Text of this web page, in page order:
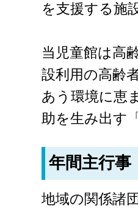
を支援する施
当児童館は高
設利用の高齢
あう環境に恵
助を生み出す
年間主行事
地域の関係諸